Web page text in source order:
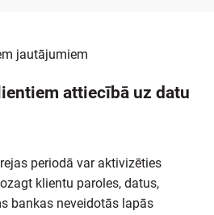
jautājumiem
attiecībā uz datu
periodā var aktivizēties
klientu paroles, datus,
bankas neveidotās lapās